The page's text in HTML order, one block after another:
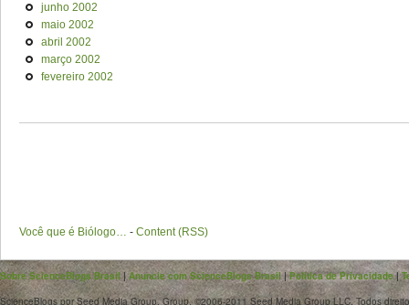
junho 2002
maio 2002
abril 2002
março 2002
fevereiro 2002
Você que é Biólogo… - Content (RSS)
Sobre ScienceBlogs Brasil|Anuncie com ScienceBlogs Brasil|Política de Privacidade|
ScienceBlogs por Seed Media Group. Group. ©2006-2011 Seed Media Group LLC. Todos